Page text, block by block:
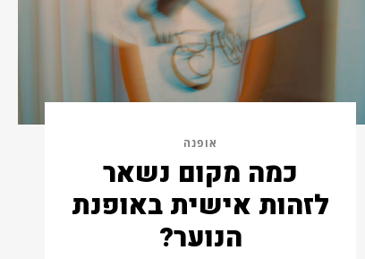
אופנה
כמה מקום נשאר
לזהות אישית באופנת
הנוער?